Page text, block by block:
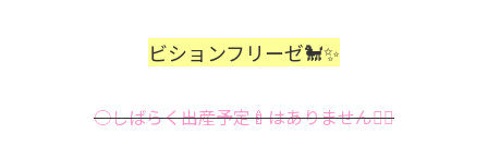
ビションフリーゼ🐩✨
○しばらく出産予定🍼はありません🙇‍♂️